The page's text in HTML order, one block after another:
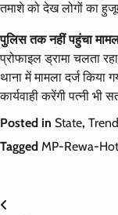
तमाशे को देख लोगों का
पुलिस तक नहीं पहुंचा
प्रोफाइल ड्रामा चलता
थाना में मामला दर्ज
कार्यवाही करेंगी पत्नी
Posted in State,
Tagged MP-Rewa-
Post